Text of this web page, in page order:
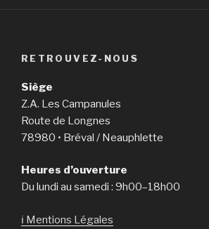
RETROUVEZ-NOUS
Siège
Z.A. Les Campanules
Route de Longnes
78980 • Bréval / Neauphlette
Heures d’ouverture
Du lundi au samedi : 9h00–18h00
ℹ️ Mentions Légales